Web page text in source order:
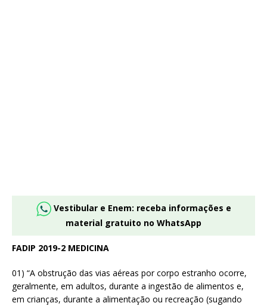
Vestibular e Enem: receba informações e
material gratuito no WhatsApp
FADIP 2019-2 MEDICINA
01) “A obstrução das vias aéreas por corpo estranho ocorre,
geralmente, em adultos, durante a ingestão de alimentos e,
em crianças, durante a alimentação ou recreação (sugando